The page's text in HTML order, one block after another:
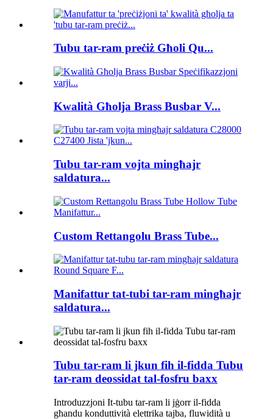
Tubu tar-ram preċiż Għoli Qu...
Kwalità Għolja Brass Busbar V...
Tubu tar-ram vojta mingħajr
saldatura...
Custom Rettangolu Brass Tube...
Manifattur tat-tubi tar-ram mingħajr
saldatura...
Tubu tar-ram li jkun fih il-fidda Tubu
tar-ram deossidat tal-fosfru baxx
Introduzzjoni It-tubu tar-ram li jġorr il-fidda
għandu konduttività elettrika tajba, fluwidità u